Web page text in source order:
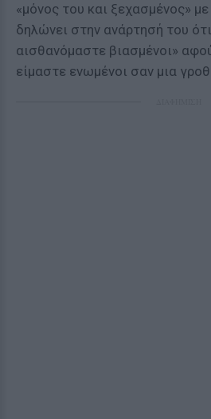
«μόνος του και ξεχασμένος»
δηλώνει στην ανάρτησή του
αισθανόμαστε βιασμένοι»
είμαστε ενωμένοι σαν μια